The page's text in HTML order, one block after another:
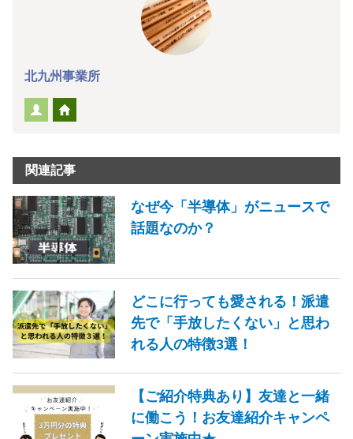
北九州事業所
関連記事
なぜ今「半導体」がニュースで
話題なのか？
どこに行っても愛される！派遣
先で「手放したくない」と思わ
れる人の特徴3選！
【ご紹介特典あり】友達と一緒
に働こう！お友達紹介キャンペ